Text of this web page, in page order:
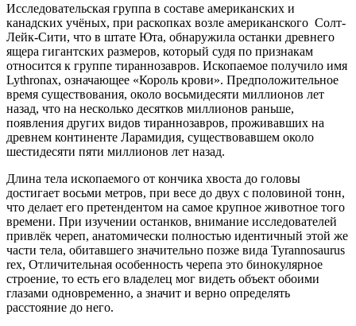
Исследовательская группа в составе американских и
канадских учёных, при раскопках возле американского Солт-
Лейк-Сити, что в штате Юта, обнаружила останки древнего
ящера гигантских размеров, который судя по признакам
относится к группе тираннозавров. Ископаемое получило имя
Lythronax, означающее «Король крови». Предположительное
время существования, около восьмидесяти миллионов лет
назад, что на несколько десятков миллионов раньше,
появления других видов тираннозавров, проживавших на
древнем континенте Ларамидия, существовавшем около
шестидесяти пяти миллионов лет назад.
Длина тела ископаемого от кончика хвоста до головы
достигает восьми метров, при весе до двух с половиной тонн,
что делает его претендентом на самое крупное животное того
времени. При изучении останков, внимание исследователей
привлёк череп, анатомически полностью идентичный этой же
части тела, обитавшего значительно позже вида Tyrannosaurus
rex, Отличительная особенность черепа это бинокулярное
строение, то есть его владелец мог видеть объект обоими
глазами одновременно, а значит и верно определять
расстояние до него.